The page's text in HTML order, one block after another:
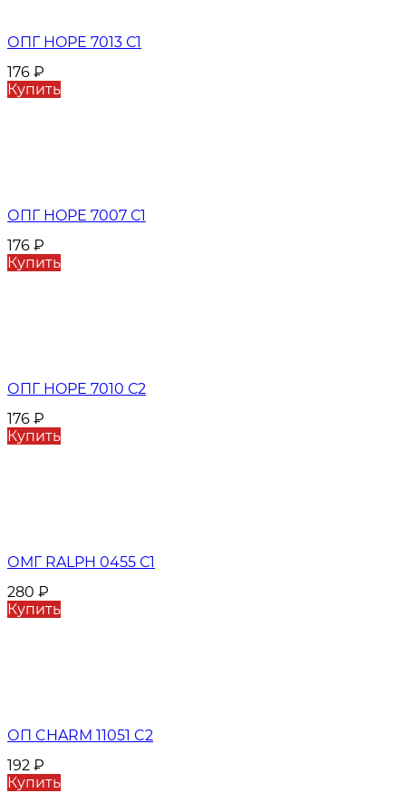
ОПГ HOPE 7013 С1
176 ₽
Купить
ОПГ HOPE 7007 С1
176 ₽
Купить
ОПГ HOPE 7010 С2
176 ₽
Купить
ОМГ RALPH 0455 С1
280 ₽
Купить
ОП CHARM 11051 C2
192 ₽
Купить